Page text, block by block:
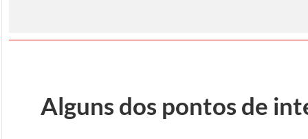
Alguns dos pontos de